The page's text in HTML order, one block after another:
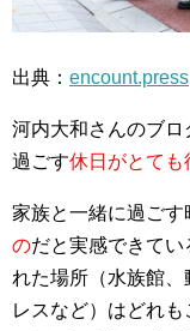
出典： encount.press
河内大和さんのブ
過ごす休日がとても
家族と一緒に過ごす
のだと実感できて
れた場所（水族館、
レスなど）はどれ